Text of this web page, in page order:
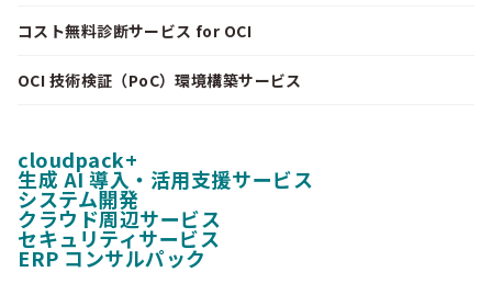
コスト無料診断サービス for OCI
OCI 技術検証（PoC）環境構築サービス
cloudpack+
生成 AI 導入・活用支援サービス
システム開発
クラウド周辺サービス
セキュリティサービス
ERP コンサルパック